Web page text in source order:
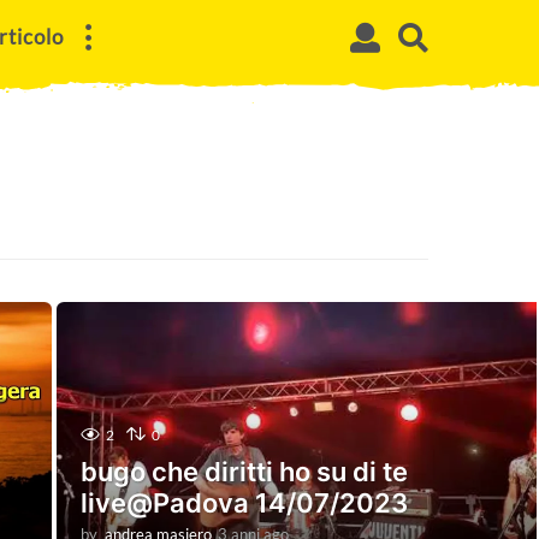
2 0
bugo che diritti ho su di te
live@Padova 14/07/2023
by andrea masiero 3 anni ago3